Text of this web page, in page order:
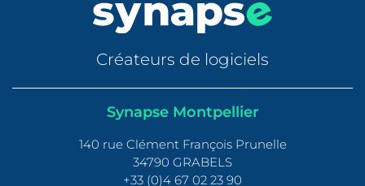
Créateurs de logiciels
Synapse Montpellier
140 rue Clément François Prunelle
34790 GRABELS
+33 (0)4 67 02 23 90